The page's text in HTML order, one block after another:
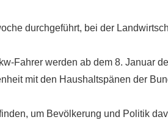
durchgeführt, bei der
Fahrer werden ab dem 8. Januar
mit den Haushaltspänen der
um Bevölkerung und Politik